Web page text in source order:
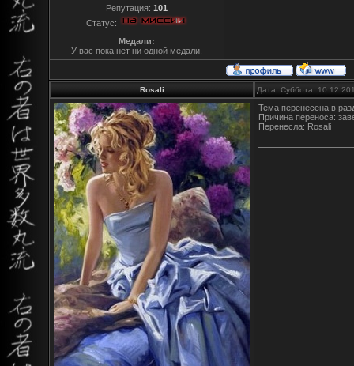
Репутация: 101
Статус:
Медали:
У вас пока нет ни одной медали.
Rosali Дата: Суббота,
Тема перенесена в
Причина переноса:
Перенесла: Rosali